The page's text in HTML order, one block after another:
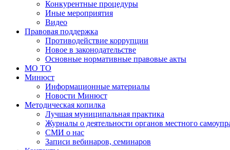
Конкурентные процедуры
Иные мероприятия
Видео
Правовая поддержка
Противодействие коррупции
Новое в законодательстве
Основные нормативные правовые акты
МО ТО
Минюст
Информационные материалы
Новости Минюст
Методическая копилка
Лучшая муниципальная практика
Журналы о деятельности органов местного
СМИ о нас
Записи вебинаров, семинаров